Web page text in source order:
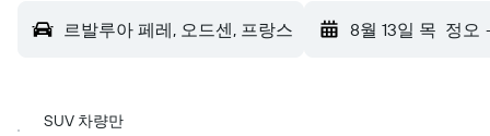
르발루아 페레, 오드센, 프랑스 8월 13일 목 정오
SUV 차량만